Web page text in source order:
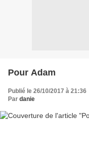
Pour Adam
Publié le 26/10/2017 à 21:36
Par danie